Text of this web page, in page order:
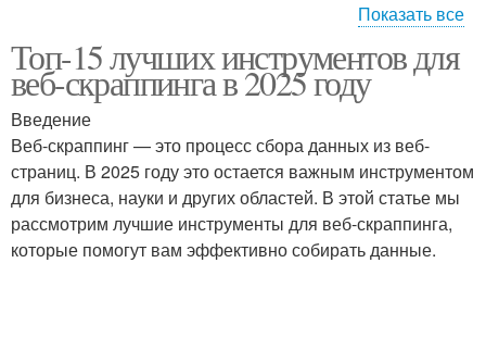
Инструменты для
конкурентной разведки
конкурентной разведки
Сервис для
конкурентной разведки
Разведки по сравнению
Показать все
Топ-15 лучших инструментов для
веб-скраппинга в 2025 году
Введение
Веб-скраппинг — это процесс сбора данных из веб-
страниц. В 2025 году это остается важным инструментом
для бизнеса, науки и других областей. В этой статье мы
рассмотрим лучшие инструменты для веб-скраппинга,
которые помогут вам эффективно собирать данные.